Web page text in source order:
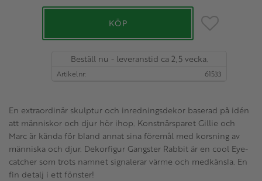
KÖP Lägg till i
Beställ nu - leveranstid ca 2,5 vecka.
Artikelnr 61533
En extraordinär skulptur och inredningsdekor baserad på idén
att människor och djur hör ihop. Konstnärsparet Gillie och
Marc är kända för bland annat sina föremål med korsning av
människa och djur. Dekorfigur Gangster Rabbit är en cool Eye-
catcher som trots namnet signalerar värme och medkänsla. En
fin detalj i ett fönster!